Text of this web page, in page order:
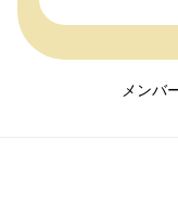
メンバ